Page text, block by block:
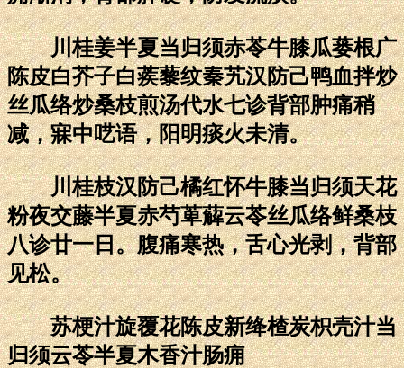
川桂姜半夏当归须赤苓牛膝瓜蒌根广
陈皮白芥子白蒺藜纹秦艽汉防己鸭血拌炒
丝瓜络炒桑枝煎汤代水七诊背部肿痛稍
减，寐中呓语，阳明痰火未清。
川桂枝汉防己橘红怀牛膝当归须天花
粉夜交藤半夏赤芍萆薢云苓丝瓜络鲜桑枝
八诊廿一日。腹痛寒热，舌心光剥，背部
见松。
苏梗汁旋覆花陈皮新绛楂炭枳壳汁当
归须云苓半夏木香汁肠痈